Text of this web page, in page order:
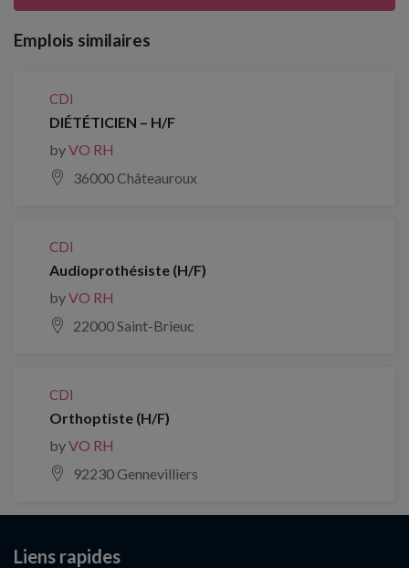
Emplois similaires
CDI
DIÉTÉTICIEN – H/F
byVO RH
36000 Châteauroux
CDI
Audioprothésiste (H/F)
byVO RH
22000 Saint-Brieuc
CDI
Orthoptiste (H/F)
byVO RH
92230 Gennevilliers
Liens rapides